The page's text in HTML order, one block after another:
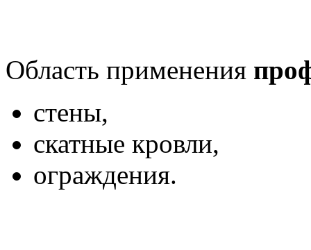
Область применения
стены,
скатные кровли,
ограждения.